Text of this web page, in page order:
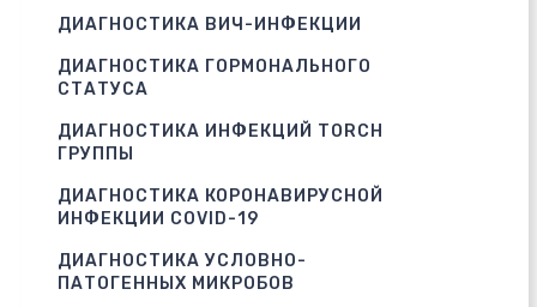
ДИАГНОСТИКА ВИЧ-ИНФЕКЦИИ
ДИАГНОСТИКА ГОРМОНАЛЬНОГО
СТАТУСА
ДИАГНОСТИКА ИНФЕКЦИЙ TORCH
ГРУППЫ
ДИАГНОСТИКА КОРОНАВИРУСНОЙ
ИНФЕКЦИИ COVID-19
ДИАГНОСТИКА УСЛОВНО-
ПАТОГЕННЫХ МИКРОБОВ